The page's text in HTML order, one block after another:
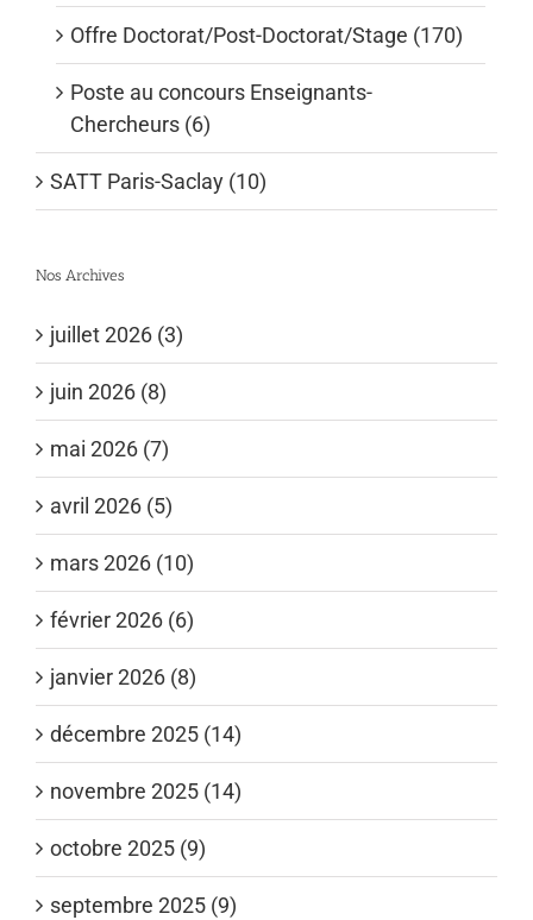
Offre Doctorat/Post-Doctorat/Stage (170)
Poste au concours Enseignants-
Chercheurs (6)
SATT Paris-Saclay (10)
Nos Archives
juillet 2026 (3)
juin 2026 (8)
mai 2026 (7)
avril 2026 (5)
mars 2026 (10)
février 2026 (6)
janvier 2026 (8)
décembre 2025 (14)
novembre 2025 (14)
octobre 2025 (9)
septembre 2025 (9)